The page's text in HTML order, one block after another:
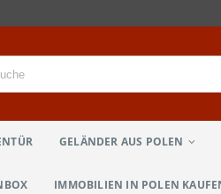
GELÄNDER AUS POLEN
IMMOBILIEN IN POLEN